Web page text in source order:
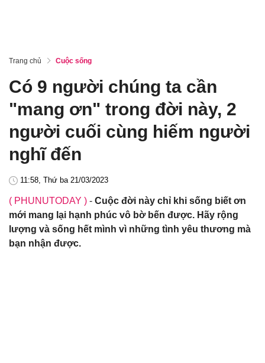
Trang chủ Cuộc sống
Có 9 người chúng ta cần
"mang ơn" trong đời này, 2
người cuối cùng hiếm người
nghĩ đến
11:58, Thứ ba 21/03/2023
( PHUNUTODAY ) - Cuộc đời này chỉ khi sống biết ơn
mới mang lại hạnh phúc vô bờ bến được. Hãy rộng
lượng và sống hết mình vì những tình yêu thương mà
bạn nhận được.